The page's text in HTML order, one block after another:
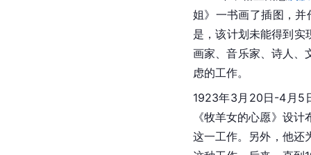
姐》一书画了插图，
是，该计划未能得到实
画家、音乐家、诗人、
虑的工作。
1923年3月20日-4月5
《牧羊女的心愿》设
这一工作。另外，他还